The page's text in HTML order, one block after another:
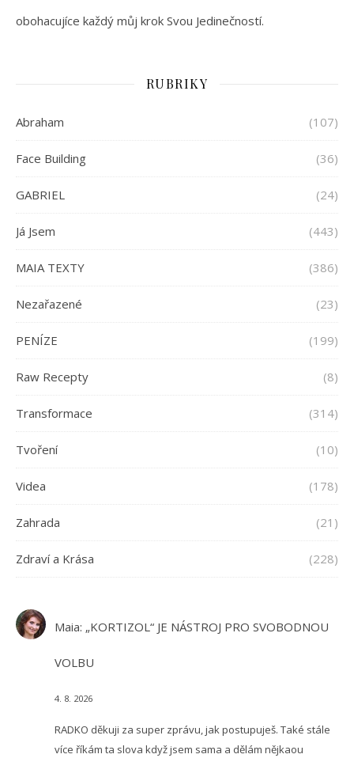
obohacujíce každý můj krok Svou Jedinečností.
RUBRIKY
Abraham (107)
Face Building (36)
GABRIEL (24)
Já Jsem (443)
MAIA TEXTY (386)
Nezařazené (23)
PENÍZE (199)
Raw Recepty (8)
Transformace (314)
Tvoření (10)
Videa (178)
Zahrada (21)
Zdraví a Krása (228)
Maia: „KORTIZOL“ JE NÁSTROJ PRO SVOBODNOU
VOLBU
4. 8. 2026
RADKO děkuji za super zprávu, jak postupuješ. Také stále
více říkám ta slova když jsem sama a dělám nějkaou